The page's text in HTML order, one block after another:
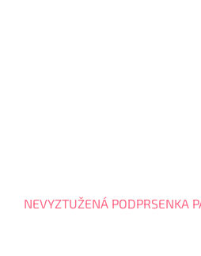
NEVYZTUŽENÁ PODPRSENKA